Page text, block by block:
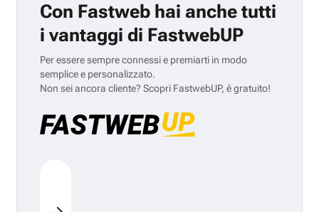
Con Fastweb hai anche tutti
i vantaggi di FastwebUP
Per essere sempre connessi e premiarti in modo
semplice e personalizzato.
Non sei ancora cliente? Scopri FastwebUP, è gratuito!